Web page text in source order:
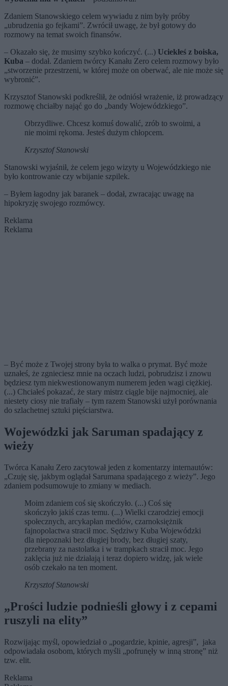
Zdaniem Stanowskiego celem wywiadu z nim były próby
„ubrudzenia go fejkami”. Zwrócił uwagę, że był gotowy do
rozmowy na temat swoich finansów.
– Okazało się, że musimy szybko kończyć. (...) Uciekłeś z boiska,
Kuba – dodał. Zdaniem twórcy Kanału Zero celem rozmowy było
„stworzenie przestrzeni, w której może on oberwać, ale nie może się
wybronić”.
Krzysztof Stanowski podkreślił, że odniósł wrażenie, iż prowadzący
rozmowę chciałby nająć go do „bandy Wojewódzkiego”.
Obrzydliwe. Chcesz komuś dowalić, zrób to swoimi, a
nie moimi rękoma. Jesteś dużym chłopcem.
Krzysztof Stanowski
Stanowski wyjaśnił, że celem jego wizyty u Wojewódzkiego nie
było kontrowanie czy wbijanie szpilek.
– Byłem łagodny jak baranek – dodał, zwracając uwagę na
hipokryzję swojego rozmówcy.
Reklama
Reklama
– Być może z Twojej strony była to walka o prymat. Być może
uznałeś, że zgnieciesz mnie na oczach ludzi, pobrudzisz i znowu
będziesz tym niekwestionowanym numerem jeden wagi ciężkiej.
(...) Chciałeś pokazać, że stary mistrz ciągle bije najmocniej, ale
niestety ciosy nie trafiały – tym razem Stanowski użył porównania
do szlachetnej sztuki pięściarstwa.
Wojewódzki jak Saruman spadający z
wieży
Twórca Kanału Zero zacytował jeden z komentarzy internautów:
„Czuję się, jakbym oglądał Sarumana spadającego z wieży”. Jego
zdaniem podsumowuje to zmiany w mediach.
Moim zdaniem coś się skończyło. (...) Coś się
skończyło jakiś czas temu. (...) Wielki czarodziej emocji
społecznych, arcykapłan mediów, czarnoksiężnik
fajnopolactwa stracił moc. Sędziwy Kuba Wojewódzki
dla niepoznaki bez długiej brody, bez długiej szaty,
przebrany za nastolatka i w trampkach stracił moc. Jego
zaklęcia już nie działają i teraz dopiero widzę, jak wiele
osób czekało na ten moment.
Krzysztof Stanowski
„Prości ludzie podnieśli głowy i z cepami
ruszyli na elity”
Rozwijając myśl, opowiedział o „pogardzie, kpinie, agresji”, jaka
odpowiadała osobom, których myśli „pofrunęły w inną stronę” niż
tzw. elit.
Reklama